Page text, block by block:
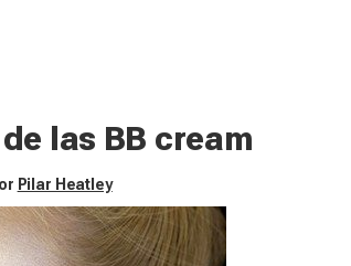
las BB cream
Pilar Heatley